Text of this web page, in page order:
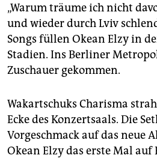
„Warum träume ich nicht
und wieder durch Lviv
Songs füllen Okean Elzy in
Stadien. Ins Berliner
Zuschauer gekommen.
Wakartschuks Charisma
Ecke des Konzertsaals. Die
Vorgeschmack auf das neue
Okean Elzy das erste Mal auf